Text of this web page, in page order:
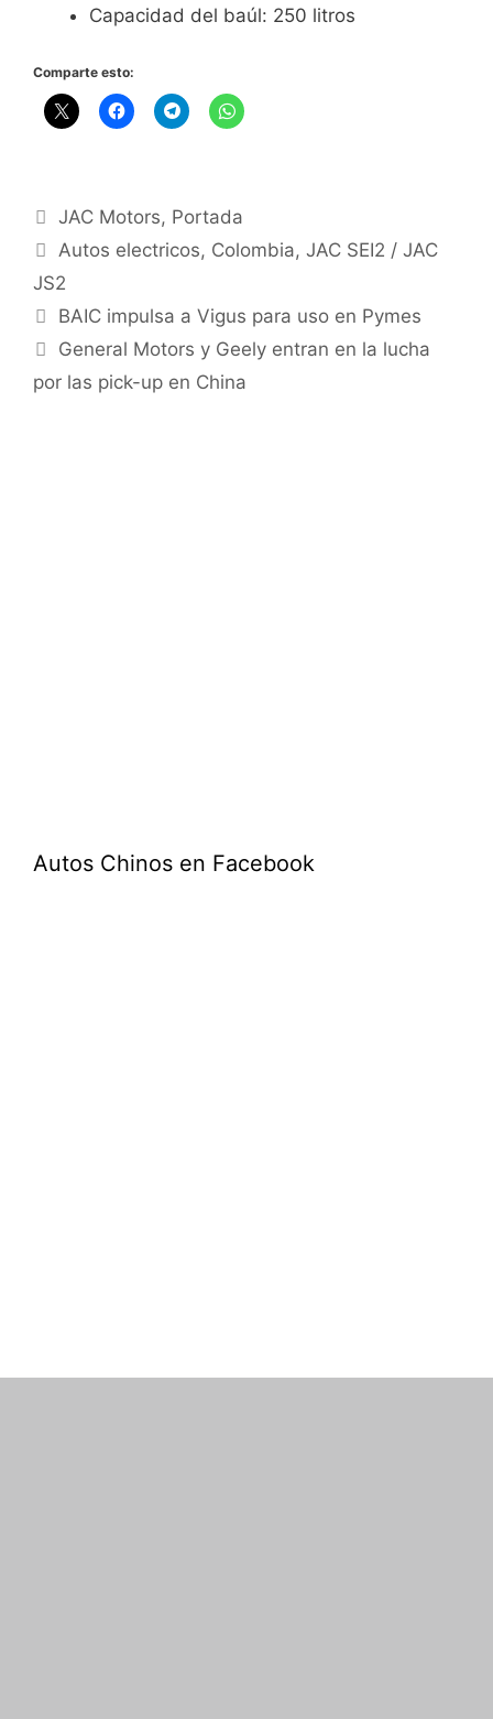
Capacidad del baúl: 250 litros
Comparte esto:
JAC Motors, Portada
Autos electricos, Colombia,JAC SEI2 / JAC
JS2
BAIC impulsa a Vigus para uso en Pymes
General Motors y Geely entran en la lucha
por las pick-up en China
Autos Chinos en Facebook